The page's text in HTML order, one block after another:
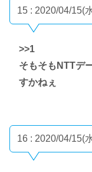
15 : 2020/04/15(
>>1
そもそもNTTデ
すかねぇ
16 : 2020/04/15(